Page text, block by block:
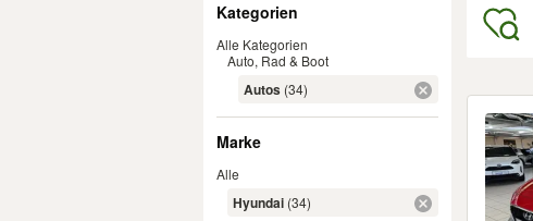
Kategorien
Alle Kategorien
Auto, Rad & Boot
Autos (34)
Marke
Alle
Hyundai (34)